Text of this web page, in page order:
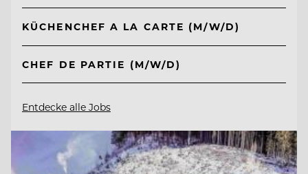
KÜCHENCHEF A LA CARTE (M/W/D)
CHEF DE PARTIE (M/W/D)
Entdecke alle Jobs